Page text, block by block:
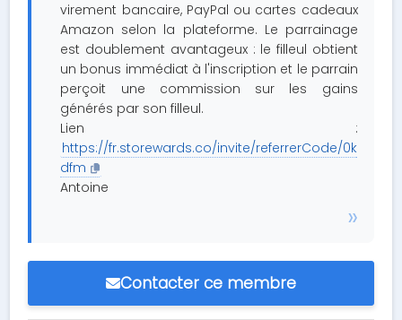
virement bancaire, PayPal ou cartes cadeaux
Amazon selon la plateforme. Le parrainage
est doublement avantageux : le filleul obtient
un bonus immédiat à l'inscription et le parrain
perçoit une commission sur les gains
générés par son filleul.
Lien :
https://fr.storewards.co/invite/referrerCode/0k
dfm
Antoine
Contacter ce membre